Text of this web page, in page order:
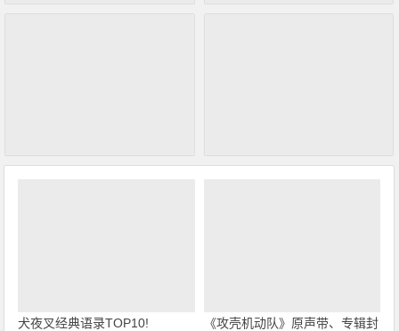
犬夜叉经典语录TOP10!
《攻壳机动队》原声带、专辑封